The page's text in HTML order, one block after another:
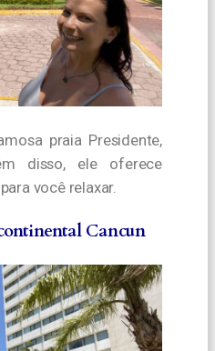
praia Presidente,
disso, ele oferece
você relaxar.
Cancun